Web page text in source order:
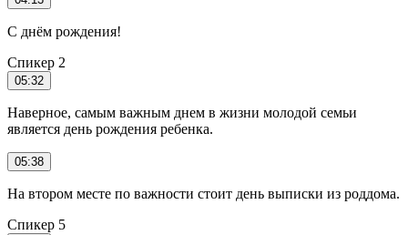
С днём рождения!
Спикер 2
05:32
Наверное, самым важным днем в жизни молодой семьи
является день рождения ребенка.
05:38
На втором месте по важности стоит день выписки из роддома.
Спикер 5